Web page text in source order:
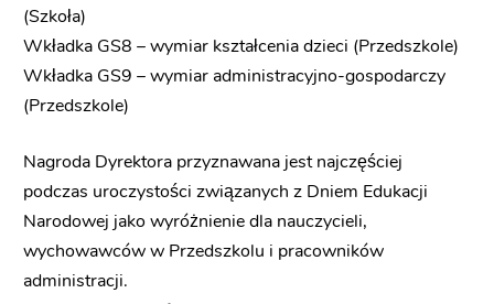
(Szkoła)
Wkładka GS8 – wymiar kształcenia dzieci (Przedszkole)
Wkładka GS9 – wymiar administracyjno-gospodarczy
(Przedszkole)
Nagroda Dyrektora przyznawana jest najczęściej
podczas uroczystości związanych z Dniem Edukacji
Narodowej jako wyróżnienie dla nauczycieli,
wychowawców w Przedszkolu i pracowników
administracji.